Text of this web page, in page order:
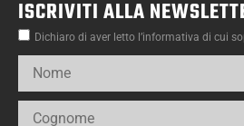
ISCRIVITI ALLA
Dichiaro di aver letto l’informativa di cui